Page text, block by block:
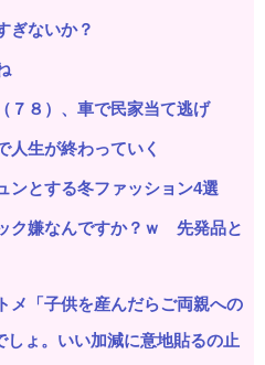
ぎないか？
７８）、車で民家当て逃げ
人生が終わっていく
とする冬ファッション4選
ク嫌なんですか？ｗ 先発品と
メ「子供を産んだらご両親への
ょ。いい加減に意地貼るの止